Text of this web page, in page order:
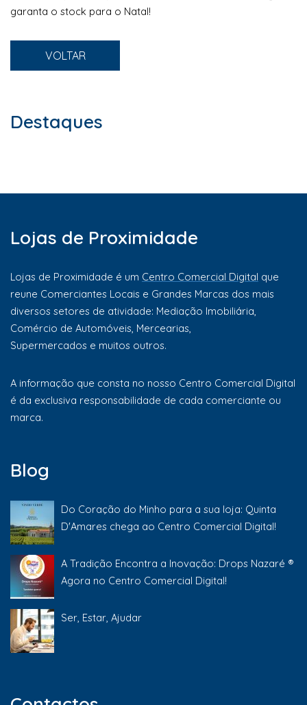
garanta o stock para o Natal!
VOLTAR
Destaques
Lojas de Proximidade
Lojas de Proximidade é um Centro Comercial Digital que
reune Comerciantes Locais e Grandes Marcas dos mais
diversos setores de atividade: Mediação Imobiliária,
Comércio de Automóveis, Mercearias,
Supermercados e muitos outros.
A informação que consta no nosso Centro Comercial Digital
é da exclusiva responsabilidade de cada comerciante ou
marca.
Blog
Do Coração do Minho para a sua loja: Quinta
D'Amares chega ao Centro Comercial Digital!
A Tradição Encontra a Inovação: Drops Nazaré ®
Agora no Centro Comercial Digital!
Ser, Estar, Ajudar